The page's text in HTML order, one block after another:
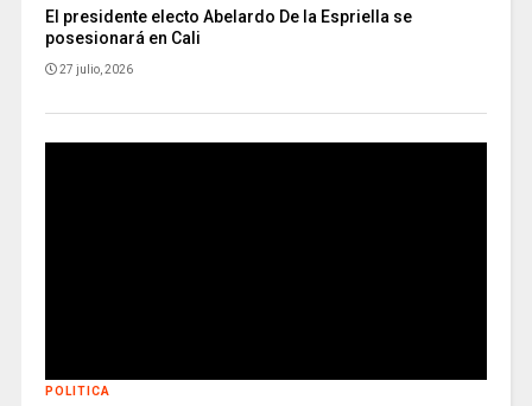
El presidente electo Abelardo De la Espriella se
posesionará en Cali
27 julio, 2026
POLITICA